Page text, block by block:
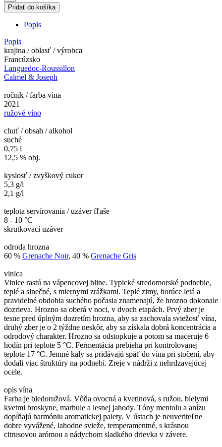
Pridať do košíka
Popis
Popis
krajina / oblasť / výrobca
Francúzsko
Languedoc-Roussillon
Calmel & Joseph
ročník / farba vína
2021
ružové víno
chuť / obsah / alkohol
suché
0,75 l
12,5 % obj.
kyslosť / zvyškový cukor
5,3 g/l
2,1 g/l
teplota servírovania / uzáver fľaše
8 - 10 °C
skrutkovací uzáver
odroda hrozna
60 % Grenache Noir, 40 % Grenache Gris
vinica
Vinice rastú na vápencovej hline. Typické stredomorské podnebie,
teplé a slnečné, s miernymi zrážkami. Teplé zimy, horúce letá a
pravidelné obdobia suchého počasia znamenajú, že hrozno dokonale
dozrieva. Hrozno sa oberá v noci, v dvoch etapách. Prvý zber je
tesne pred úplným dozretím hrozna, aby sa zachovala sviežosť vína,
druhý zber je o 2 týždne neskôr, aby sa získala dobrá koncentrácia a
odrodový charakter. Hrozno sa odstopkuje a potom sa maceruje 6
hodín pri teplote 5 °C. Fermentácia prebieha pri kontrolovanej
teplote 17 °C. Jemné kaly sa pridávajú späť do vína pri stočení, aby
dodali viac štruktúry na podnebí. Zreje v nádrži z nehrdzavejúcej
ocele.
opis vína
Farba je bledoružová. Vôňa ovocná a kvetinová, s ružou, bielymi
kvetmi broskyne, marhule a lesnej jahody. Tóny mentolu a anízu
dopĺňajú harmóniu aromatickej palety. V ústach je neuveriteľne
dobre vyvážené, lahodne svieže, temperamentné, s krásnou
citrusovou arómou a nádychom sladkého drievka v závere.